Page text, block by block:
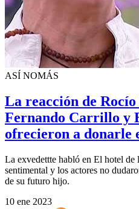
ASÍ NOMÁS
La reacción de
Fernando Carrillo y
ofrecieron a donarle
La exvedettte habló en El hotel de
sentimental y los actores no
de su futuro hijo.
10 ene 2023